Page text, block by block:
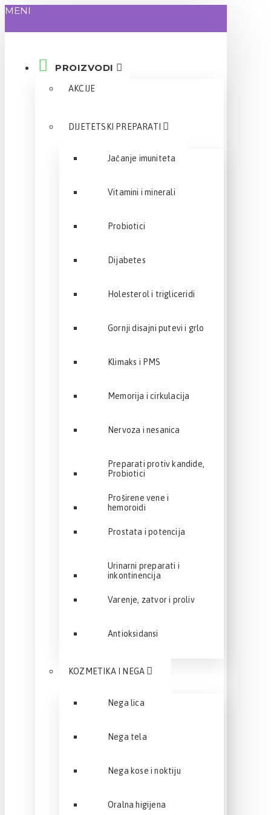
MENI
PROIZVODI
AKCIJE
DIJETETSKI PREPARATI
Jačanje imuniteta
Vitamini i minerali
Probiotici
Dijabetes
Holesterol i trigliceridi
Gornji disajni putevi i grlo
Klimaks i PMS
Memorija i cirkulacija
Nervoza i nesanica
Preparati protiv kandide,
Probiotici
Proširene vene i
hemoroidi
Prostata i potencija
Urinarni preparati i
inkontinencija
Varenje, zatvor i proliv
Antioksidansi
KOZMETIKA I NEGA
Nega lica
Nega tela
Nega kose i noktiju
Oralna higijena